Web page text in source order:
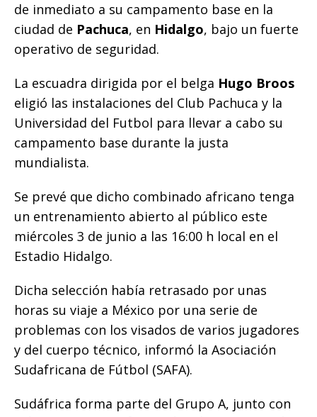
de inmediato a su campamento base en la
ciudad de Pachuca, en Hidalgo, bajo un fuerte
operativo de seguridad.
La escuadra dirigida por el belga Hugo Broos
eligió las instalaciones del Club Pachuca y la
Universidad del Futbol para llevar a cabo su
campamento base durante la justa
mundialista.
Se prevé que dicho combinado africano tenga
un entrenamiento abierto al público este
miércoles 3 de junio a las 16:00 h local en el
Estadio Hidalgo.
Dicha selección había retrasado por unas
horas su viaje a México por una serie de
problemas con los visados de varios jugadores
y del cuerpo técnico, informó la Asociación
Sudafricana de Fútbol (SAFA).
Sudáfrica forma parte del Grupo A, junto con